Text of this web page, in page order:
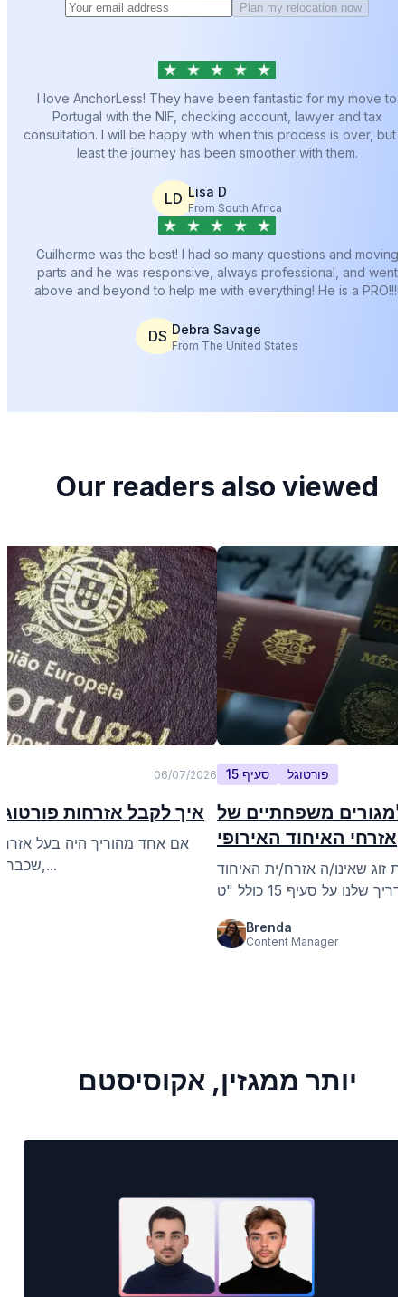
Plan my relocation now
I love AnchorLess! They have been fantastic for my move to
Portugal with the NIF, checking account, lawyer and tax
consultation. I will be happy with when this process is over, but
least the journey has been smoother with them.
LD Lisa D
From South Africa
Guilherme was the best! I had so many questions and moving
parts and he was responsive, always professional, and went
above and beyond to help me with everything! He is a PRO!!!!
DS Debra Savage
From The United States
Our readers also viewed
06/07/2026
איך לקבל אזרחות
אם אחד מהוריך היה בעל
שכבר זכאי. ראו מי זכאי לאזרחות לפי ייחוס,...
סעיף 15 פורטוגל
למגורים משפחתיים של
אזרחי האיחוד האירופי
זוג שאינו/ה אזרח/ית האיחוד
Brenda
Content Manager
יותר ממגזין, אקוסיסטם